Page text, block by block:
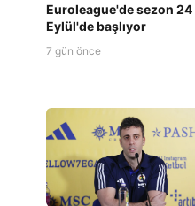
Euroleague'de sezon 24
Eylül'de başlıyor
7 gün önce